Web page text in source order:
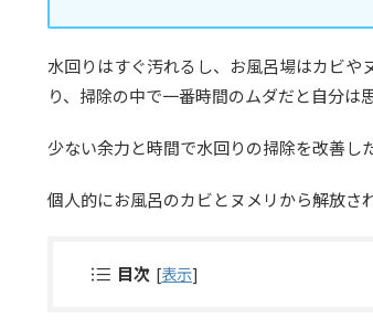
水回りはすぐ汚れるし、お風呂場はカビや
り、掃除の中で一番時間のムダだと自分は思
少ない余力と時間で水回りの掃除を改善し
個人的にお風呂のカビとヌメリから解放さ
目次 [表示]